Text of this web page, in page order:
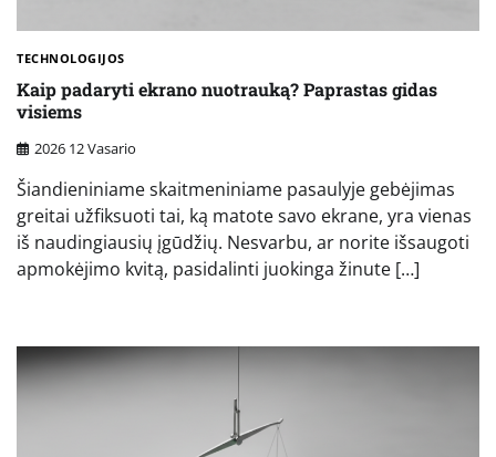
TECHNOLOGIJOS
Kaip padaryti ekrano nuotrauką? Paprastas gidas
visiems
2026 12 Vasario
Šiandieniniame skaitmeniniame pasaulyje gebėjimas
greitai užfiksuoti tai, ką matote savo ekrane, yra vienas
iš naudingiausių įgūdžių. Nesvarbu, ar norite išsaugoti
apmokėjimo kvitą, pasidalinti juokinga žinute […]